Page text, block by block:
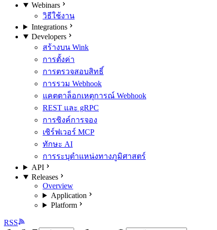
Webinars
วิธีใช้งาน
Integrations
Developers
สร้างบน Wink
การตั้งค่า
การตรวจสอบสิทธิ์
การรวม Webhook
แคตตาล็อกเหตุการณ์ Webhook
REST และ gRPC
การซิงค์การจอง
เซิร์ฟเวอร์ MCP
ทักษะ AI
การระบุตำแหน่งทางภูมิศาสตร์
API
Releases
Overview
Application
Platform
RSS